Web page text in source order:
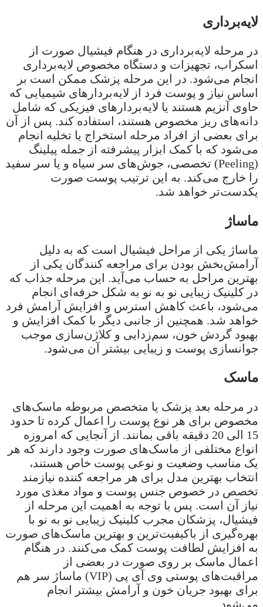
لایه‌برداری
در مرحله لایه‌برداری در هنگام فیشیال صورت از
اسکراب، تجهیزات و دستگاه مخصوص لایه‌برداری
انجام می‌شود. در این مرحله پزشک ممکن است بر
اساس نیاز و پوست فرد از لایه‌بردارهای شیمیایی که
حاوی آنزیم هستند یا لایه‌بردارهای فیزیکی که شامل
دانه‌های ریز مخصوص هستند، استفاده کند. پس از آن
برای بعضی از افراد مرحله استخراج یا تخلیه انجام
می‌شود که با کمک ابزار پیشرفته از جمله پیلینگ
(Peeling) تخصصی، جوش‌های سر سیاه و یا سر سفید
را خارج می‌کند. به این ترتیب پوست صورت
یکدست‌تر خواهد شد.
ماساژ
ماساژ یکی از مراحل فیشیال است که به دلیل
آرامش‌بخش بودن برای مراجعه کنندگان یکی از
بهترین مراحل به حساب می‌آید. این مرحله جذاب که
در کلینیک زیبایی نو به نو به شکل حرفه‌ای انجام
می‌شود، باعث کاهش استرس و افزایش آرامش فرد
خواهد شد. همچنین از جانبی دیگر با کمک افزایش و
بهبود گردش خون، سم‌زدایی و کلاژن‌سازی موجب
جوانسازی پوست و زیبایی بیشتر آن می‌شود.
ماسک
در مرحله بعد پزشک یا متخصص مربوطه ماسک‌های
مخصوص برای هر نوع پوست را اعمال کرده تا حدود
15 الی 20 دقیقه باقی بمانند. از آنجایی که امروزه
انواع مختلفی از ماسک‌های صورت وجود دارند که هر
یک مناسب وضعیت و نوعی پوست خاص هستند،
انتخاب بهترین مدل برای هر مراجعه کننده نیازمند
تخصص در خصوص جنس پوست و مواد مغذی مورد
نیاز آن است. پس با توجه به اهمیت این مرحله از
فیشیال، پزشکان مجرب کلینیک زیبایی نو به نو با
بهره‌گیری از باکیفیت‌ترین و بهترین ماسک‌های صورت
به افزایش لطافت پوست کمک می‌کنند. در هنگام
اعمال ماسک بر روی صورت در بعضی از
مراقبت‌های پوستی وی آی پی (VIP) ماساژ سر هم
برای بهبود جریان خون و آرامش بیشتر انجام
می‌شود.